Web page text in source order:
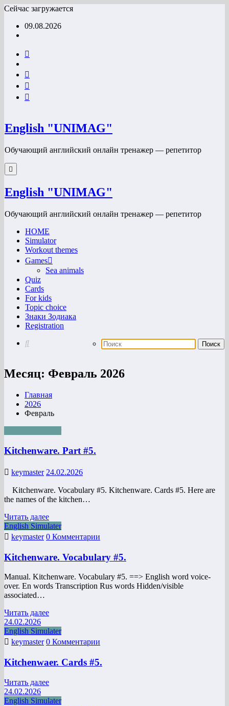
Перейти
содержимому
Сейчас загружается
09.08.2026
English "UNIMAG"
Обучающий английский онлайн тренажер — репетитор
English "UNIMAG"
Обучающий английский онлайн тренажер — репетитор
HOME
Simulator
Workout themes
Games
Sea animals
Quiz
Cards
For kids
Topic choice
Знаки Зодиака
Registration
Месяц: Февраль 2026
Главная
2026
Февраль
Kitchenware. Part #5.
keymaster 24.02.2026
Kitchenware. Vocabulary #5. Kitchenware. Cards #5. Here are
the names of the kitchen…
Читать далее
English Simulater
keymaster 0 Комментарии
Kitchenware. Vocabulary #5.
Manual. Kitchenware. Vocabulary #5. ==> English word voice-
over. En words Transcription Rus words Hidden/visible
associated…
Читать далее
24.02.2026
English Simulater
keymaster 0 Комментарии
Kitchenwaer. Cards #5.
Читать далее
24.02.2026
English Simulater